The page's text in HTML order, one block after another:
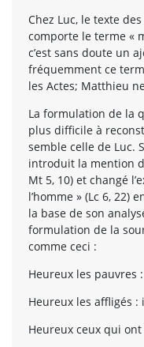
Chez Luc, le texte
comporte le terme «
c’est sans doute un
fréquemment ce
les Actes; Matthieu
La formulation de la
plus difficile à
semble celle de Luc.
introduit la mention
Mt 5, 10) et changé
l’homme » (Lc 6, 22)
la base de son
formulation de la
comme ceci :
Heureux les pauvres
Heureux les affligés :
Heureux ceux qui